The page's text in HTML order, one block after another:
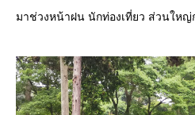
มาช่วงหน้าฝน นักท่องเที่ยว ส่วนใหญ่